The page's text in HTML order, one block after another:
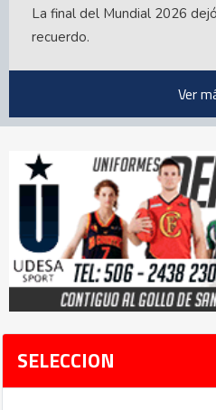
Mundial 2026. La Albiceleste
ahora disputará el título ante
Ver
SELECCION